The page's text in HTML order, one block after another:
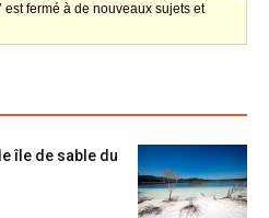
est fermé à de nouveaux sujets et
île de sable du